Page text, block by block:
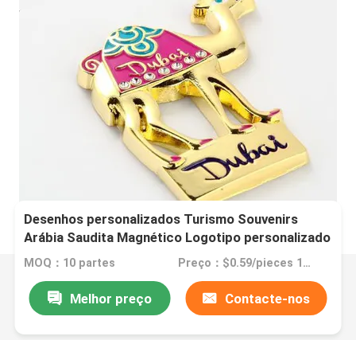
Desenhos personalizados Turismo Souvenirs
Arábia Saudita Magnético Logotipo personalizado
Metal Frigorífico Ímã Para Ímã Frigorífico
MOQ：10 partes Preço：$0.59/pieces 10-499 pieces
Melhor preço Contacte-nos